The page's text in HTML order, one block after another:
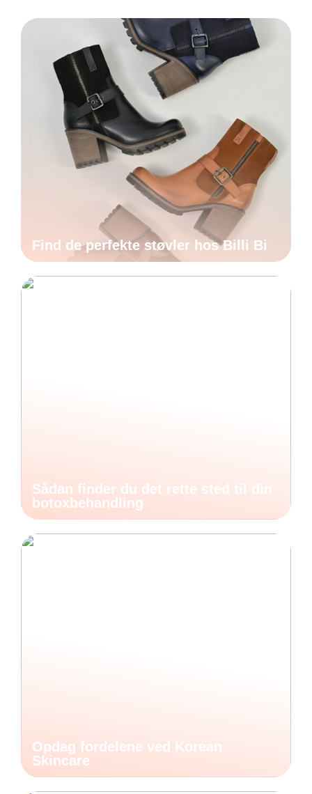
Find de perfekte støvler hos Billi Bi
Sådan finder du det rette sted til din
botoxbehandling
Opdag fordelene ved Korean
Skincare